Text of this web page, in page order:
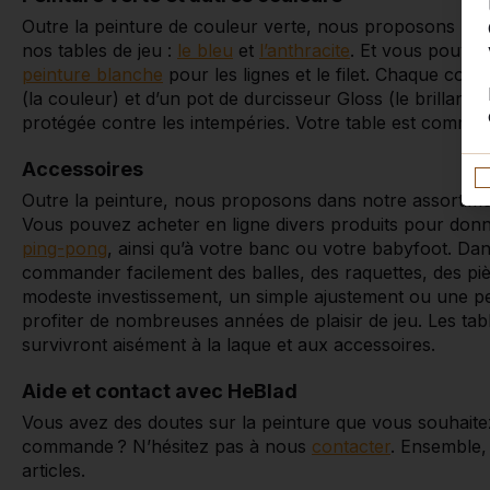
Outre la peinture de couleur verte, nous proposons
nos tables de jeu : le bleu et l’anthracite. Et vous
peinture blanche pour les lignes et le filet. Chaque
(la couleur) et d’un pot de durcisseur Gloss (le
protégée contre les intempéries. Votre table est
Accessoires
Outre la peinture, nous proposons dans notre
Vous pouvez acheter en ligne divers produits pour
ping-pong, ainsi qu’à votre banc ou votre babyfoot.
commander facilement des balles, des raquettes, des
modeste investissement, un simple ajustement ou une
profiter de nombreuses années de plaisir de jeu. Les
survivront aisément à la laque et aux accessoires.
Aide et contact avec HeBlad
Vous avez des doutes sur la peinture que vous
commande ? N’hésitez pas à nous contacter.
articles.